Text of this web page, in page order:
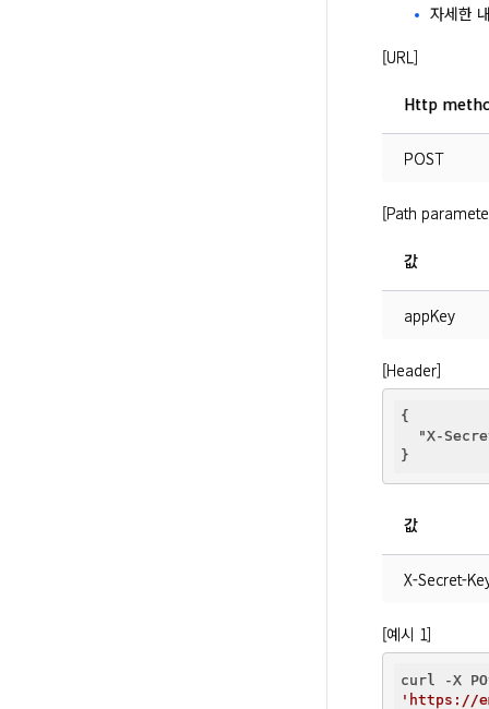
자세한
[URL]
Http
POST
[Path
값
appKey
[Header]
{
"X-
값
X-Secret-
[예시 1]
'https://